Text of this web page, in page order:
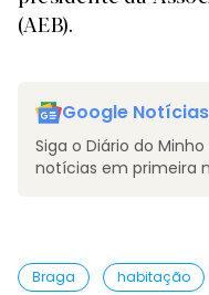
(AEB).
Google Notícias
Siga o Diário do
notícias em primeira
Braga habitação